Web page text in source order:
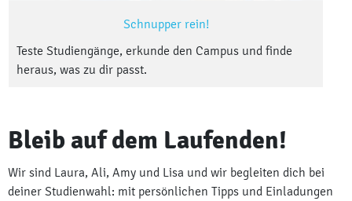
Schnupper rein!
Teste Studiengänge, erkunde den Campus und finde
heraus, was zu dir passt.
Bleib auf dem Laufenden!
Wir sind Laura, Ali, Amy und Lisa und wir begleiten dich bei
deiner Studienwahl: mit persönlichen Tipps und Einladungen